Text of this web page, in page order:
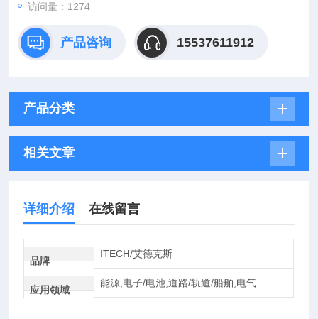
访问量：1274
产品咨询 15537611912
产品分类
相关文章
详细介绍 在线留言
品牌
ITECH/艾德克斯
应用领域
能源,电子/电池,道路/轨道/船舶,电气